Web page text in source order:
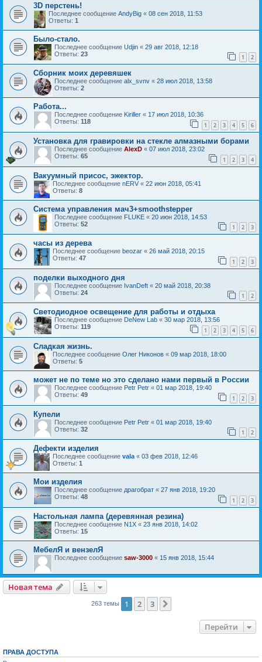
3D перстень!
Последнее сообщение AndyBig « 08 сен 2018, 11:53
Ответы: 1
Было-стало.
Последнее сообщение Udjin « 29 авг 2018, 12:18
Ответы: 23 1 2
Сборник моих деревяшек
Последнее сообщение alx_svnv « 28 июл 2018, 13:58
Ответы: 2
Работа...
Последнее сообщение Kiriller « 17 июл 2018, 10:36
Ответы: 118 1 2 3 4 5 6
Установка для гравировки на стекле алмазными борами
Последнее сообщение AlexD « 07 июл 2018, 23:02
Ответы: 65 1 2 3 4
Вакуумный присос, эжектор.
Последнее сообщение nERV « 22 июн 2018, 05:41
Ответы: 8
Система управления мач3+smoothstepper
Последнее сообщение FLUKE « 20 июн 2018, 14:53
Ответы: 52 1 2 3
часы из дерева
Последнее сообщение beozar « 26 май 2018, 20:15
Ответы: 47 1 2 3
поделки выходного дня
Последнее сообщение IvanDeft « 20 май 2018, 20:38
Ответы: 24 1 2
Светодиодное освещение для работы и отдыха
Последнее сообщение DeNew Lab « 30 мар 2018, 13:56
Ответы: 119 1 2 3 4 5 6
Сладкая жизнь.
Последнее сообщение Олег Никонов « 09 мар 2018, 18:00
Ответы: 5
может не по теме но это сделано нами первый в России
Последнее сообщение Petr Petr « 01 мар 2018, 19:40
Ответы: 49 1 2 3
Купели
Последнее сообщение Petr Petr « 01 мар 2018, 19:40
Ответы: 32 1 2
Дефекти изделия
Последнее сообщение vala « 03 фев 2018, 12:46
Ответы: 1
Мои изделия
Последнее сообщение драгобрат « 27 янв 2018, 19:20
Ответы: 48 1 2 3
Настольная лампа (деревянная резина)
Последнее сообщение N1X « 23 янв 2018, 14:02
Ответы: 15
МебелЯ и вензелЯ
Последнее сообщение saw-3000 « 15 янв 2018, 15:44
Новая тема
263 темы 1 2 3
Перейти
ПРАВА ДОСТУПА